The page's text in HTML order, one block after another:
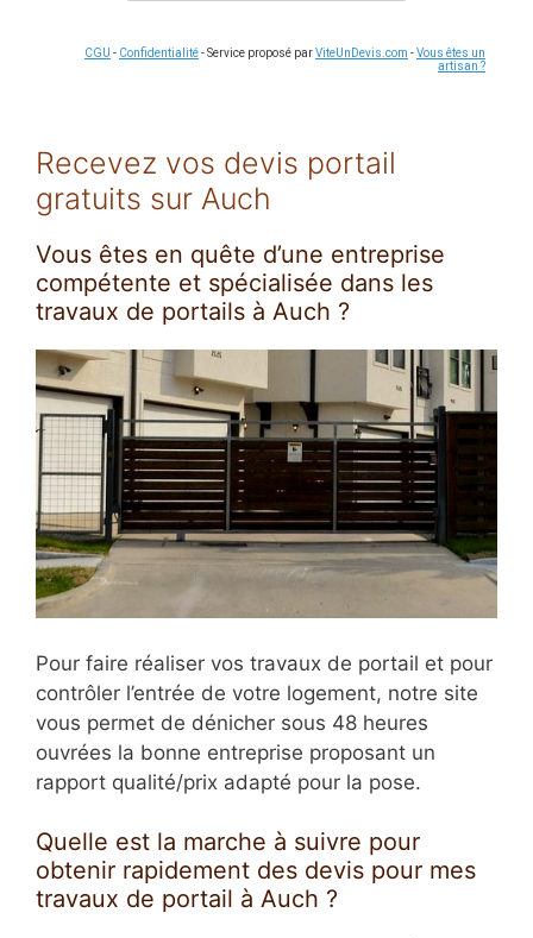
CGU - Confidentialité- Service proposé parViteUnDevis.com -Vous êtes un
artisan ?
Recevez vos devis portail
gratuits sur Auch
Vous êtes en quête d’une entreprise
compétente et spécialisée dans les
travaux de portails à Auch ?
Pour faire réaliser vos travaux de portail et pour
contrôler l’entrée de votre logement, notre site
vous permet de dénicher sous 48 heures
ouvrées la bonne entreprise proposant un
rapport qualité/prix adapté pour la pose.
Quelle est la marche à suivre pour
obtenir rapidement des devis pour mes
travaux de portail à Auch ?